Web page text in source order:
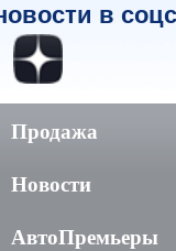
в
Продажа
Новости
АвтоПремьеры